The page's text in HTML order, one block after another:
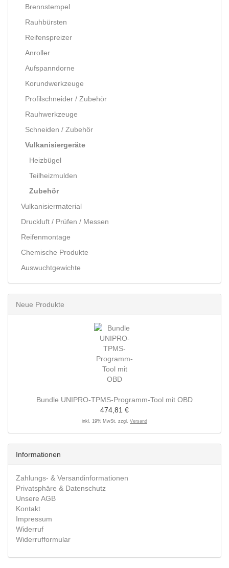
Brennstempel
Rauhbürsten
Reifenspreizer
Anroller
Aufspanndorne
Korundwerkzeuge
Profilschneider / Zubehör
Rauhwerkzeuge
Schneiden / Zubehör
Vulkanisiergeräte
Heizbügel
Teilheizmulden
Zubehör
Vulkanisiermaterial
Druckluft / Prüfen / Messen
Reifenmontage
Chemische Produkte
Auswuchtgewichte
Neue Produkte
Bundle UNIPRO-TPMS-Programm-Tool mit OBD
474,81 €
inkl. 19% MwSt. zzgl. Versand
Informationen
Zahlungs- & Versandinformationen
Privatsphäre & Datenschutz
Unsere AGB
Kontakt
Impressum
Widerruf
Widerrufformular